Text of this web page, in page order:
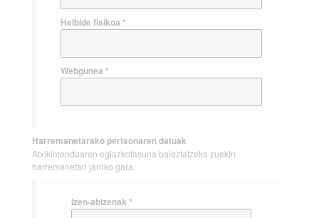
Helbide fisikoa *
Webgunea *
Harremanetarako pertsonaren datuak
Atxikimenduaren egiazkotasuna baieztatzeko zuekin
harremanetan jarriko gara.
Izen-abizenak *